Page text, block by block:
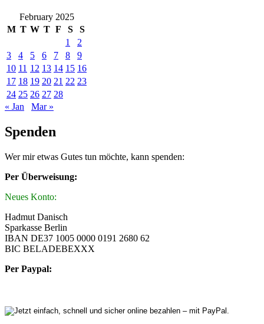
February 2025
M T W T F S
S
1
2
3
4 5 6 7 8
9
10 11 12 13 14 15 16
17 18 19 20 21 22 23
24 25 26 27 28
« Jan
Mar »
Spenden
Wer mir etwas Gutes tun möchte, kann spenden:
Per Überweisung:
Neues Konto:
Hadmut Danisch
Sparkasse Berlin
IBAN DE37 1005 0000 0191 2680 62
BIC BELADEBEXXX
Per Paypal: